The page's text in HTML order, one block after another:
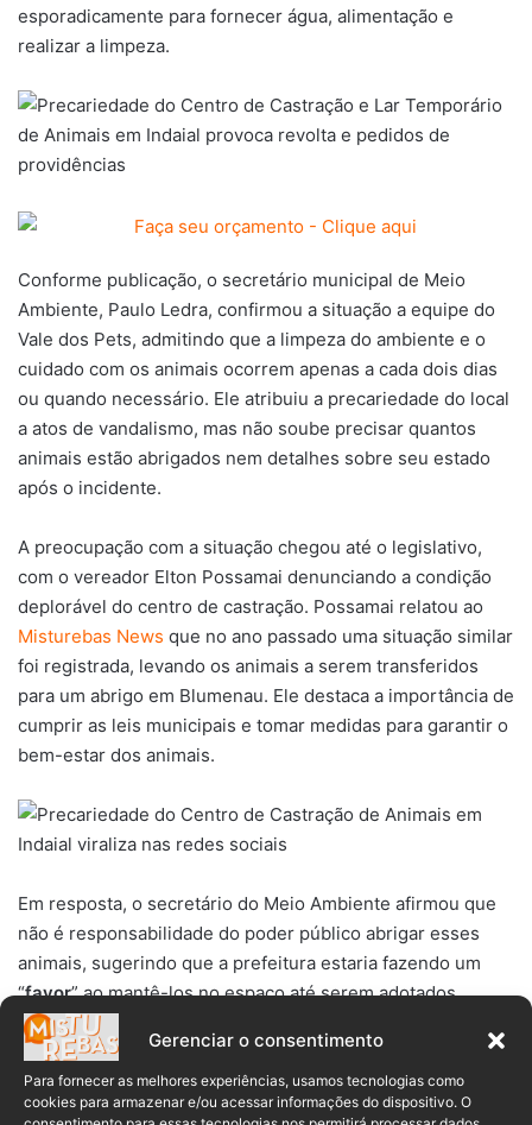
Gerenciar o consentimento
Para fornecer as melhores experiências, usamos tecnologias como
cookies para armazenar e/ou acessar informações do dispositivo. O
esporadicamente para fornecer água, alimentação e
realizar a limpeza.
Conforme publicação, o secretário municipal de Meio
Ambiente, Paulo Ledra, confirmou a situação a equipe do
Vale dos Pets, admitindo que a limpeza do ambiente e o
cuidado com os animais ocorrem apenas a cada dois dias
ou quando necessário. Ele atribuiu a precariedade do local
a atos de vandalismo, mas não soube precisar quantos
animais estão abrigados nem detalhes sobre seu estado
após o incidente.
A preocupação com a situação chegou até o legislativo,
com o vereador Elton Possamai denunciando a condição
deplorável do centro de castração. Possamai relatou ao
Misturebas News que no ano passado uma situação similar
foi registrada, levando os animais a serem transferidos
para um abrigo em Blumenau. Ele destaca a importância de
cumprir as leis municipais e tomar medidas para garantir o
bem-estar dos animais.
Em resposta, o secretário do Meio Ambiente afirmou que
não é responsabilidade do poder público abrigar esses
animais, sugerindo que a prefeitura estaria fazendo um
“favor” ao mantê-los no espaço até serem adotados.
A situação levanta questões sobre a responsabilidade das
autoridades municipais no cuidado e proteção dos animais
de rua, gerando apelos por ações imediatas para garantir